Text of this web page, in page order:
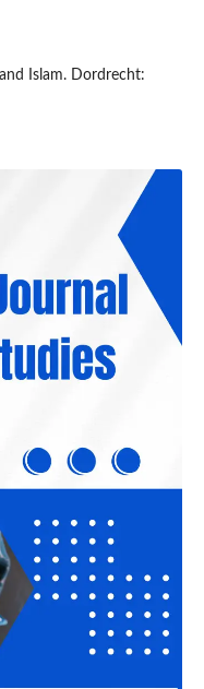
Islam. Dordrecht: